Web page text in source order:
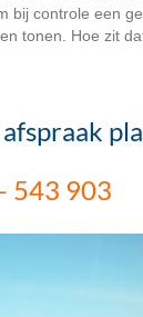
bij controle een
tonen. Hoe zit
543 903